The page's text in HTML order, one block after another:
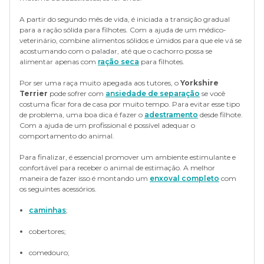
A partir do segundo mês de vida, é iniciada a transição gradual
para a ração sólida para filhotes. Com a ajuda de um médico-
veterinário, combine alimentos sólidos e úmidos para que ele vá se
acostumando com o paladar, até que o cachorro possa se
alimentar apenas com ração seca para filhotes.
Por ser uma raça muito apegada aos tutores, o Yorkshire
Terrier pode sofrer com ansiedade de separação se você
costuma ficar fora de casa por muito tempo. Para evitar esse tipo
de problema, uma boa dica é fazer o adestramento desde filhote.
Com a ajuda de um profissional é possível adequar o
comportamento do animal.
Para finalizar, é essencial promover um ambiente estimulante e
confortável para receber o animal de estimação. A melhor
maneira de fazer isso é montando um enxoval completo com
os seguintes acessórios.
caminhas;
cobertores;
comedouro;